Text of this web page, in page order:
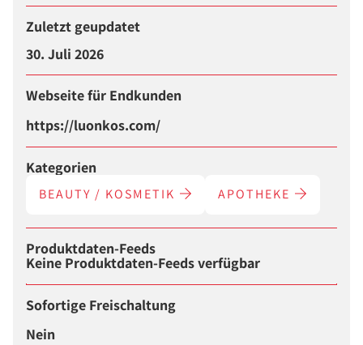
Zuletzt geupdatet
30. Juli 2026
Webseite für Endkunden
https://luonkos.com/
Kategorien
BEAUTY / KOSMETIK APOTHEKE
Produktdaten-Feeds
Keine Produktdaten-Feeds verfügbar
Sofortige Freischaltung
Nein